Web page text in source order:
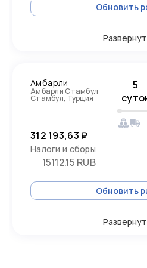
Обновить
Амбарли
Амбарли Стамбул
Стамбул, Турция
5
312 193,63 ₽
Налоги и сборы
15112.15 RUB
Обновить